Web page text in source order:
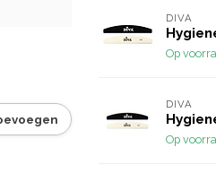
DIVA
Op
DIVA
Op